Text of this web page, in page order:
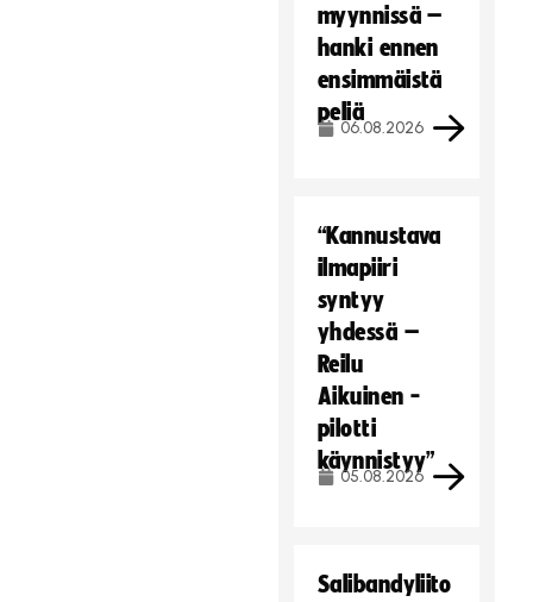
myynnissä –
hanki ennen
ensimmäistä
peliä
06.08.2026
“Kannustava
ilmapiiri
syntyy
yhdessä –
Reilu
Aikuinen -
pilotti
käynnistyy”
05.08.2026
Salibandyliito